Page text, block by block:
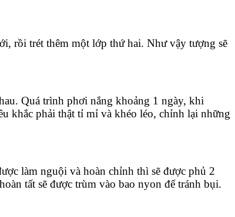
rồi trét thêm một lớp thứ hai. Như vậy tượng sẽ
Quá trình phơi nắng khoảng 1 ngày, khi
khắc phải thật tỉ mỉ và khéo léo, chỉnh lại những
làm nguội và hoàn chỉnh thì sẽ được phủ 2
tất sẽ được trùm vào bao nyon để tránh bụi.